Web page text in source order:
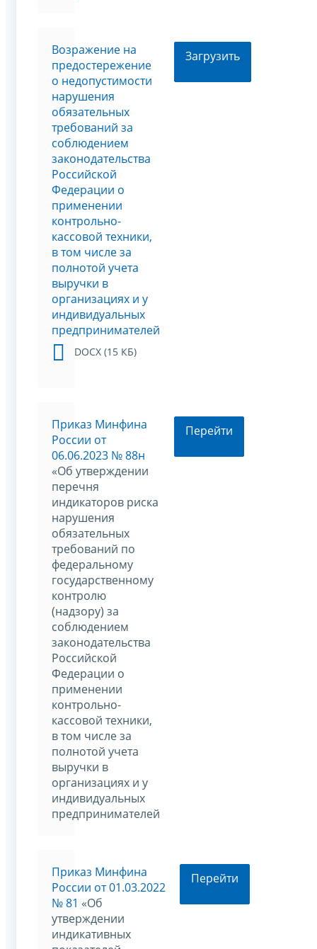
Возражение на
предостережение
о недопустимости
нарушения
обязательных
требований за
соблюдением
законодательства
Российской
Федерации о
применении
контрольно-
кассовой техники,
в том числе за
полнотой учета
выручки в
организациях и у
индивидуальных
предпринимателей
DOCX (15 КБ)
Загрузить
Приказ Минфина
России от
06.06.2023 № 88н
«Об утверждении
перечня
индикаторов риска
нарушения
обязательных
требований по
федеральному
государственному
контролю
(надзору) за
соблюдением
законодательства
Российской
Федерации о
применении
контрольно-
кассовой техники,
в том числе за
полнотой учета
выручки в
организациях и у
индивидуальных
предпринимателей
Перейти
Приказ Минфина
России от 01.03.2022
№ 81 «Об
утверждении
индикативных
Перейти